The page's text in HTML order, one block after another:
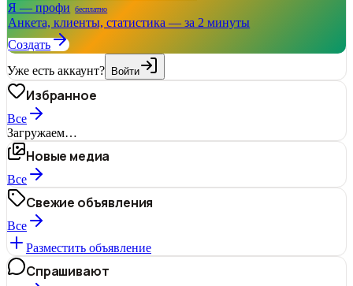
Я — профи бесплатно
Анкета, клиенты, статистика — за 2 минуты
Создать
Уже есть аккаунт? Войти
Избранное
Все
Загружаем…
Новые медиа
Все
Свежие объявления
Все
Разместить объявление
Спрашивают